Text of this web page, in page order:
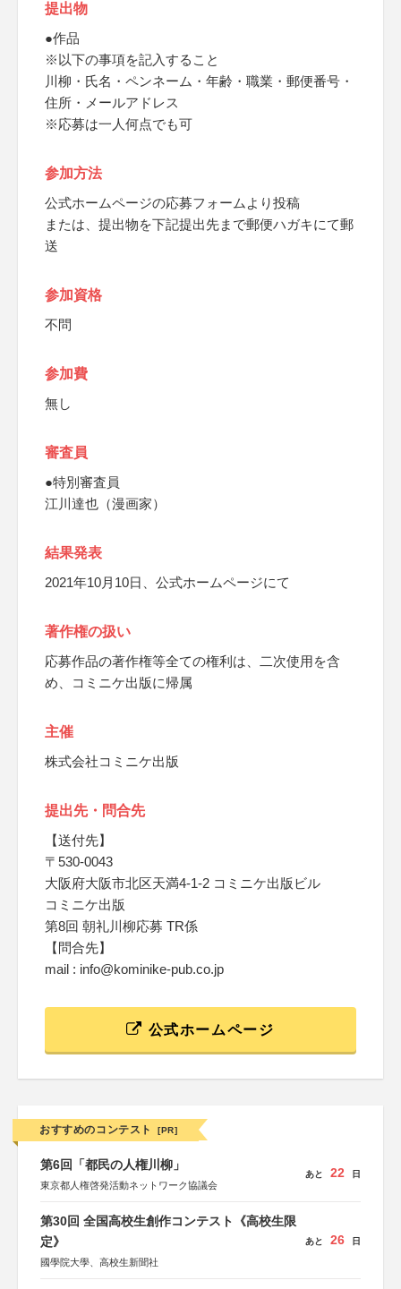
提出物
●作品
※以下の事項を記入すること
川柳・氏名・ペンネーム・年齢・職業・郵便番号・
住所・メールアドレス
※応募は一人何点でも可
参加方法
公式ホームページの応募フォームより投稿
または、提出物を下記提出先まで郵便ハガキにて郵
送
参加資格
不問
参加費
無し
審査員
●特別審査員
江川達也（漫画家）
結果発表
2021年10月10日、公式ホームページにて
著作権の扱い
応募作品の著作権等全ての権利は、二次使用を含
め、コミニケ出版に帰属
主催
株式会社コミニケ出版
提出先・問合先
【送付先】
〒530-0043
大阪府大阪市北区天満4-1-2 コミニケ出版ビル
コミニケ出版
第8回 朝礼川柳応募 TR係
【問合先】
mail : info@kominike-pub.co.jp
公式ホームページ
おすすめのコンテスト [PR]
第6回「都民の人権川柳」
東京都人権啓発活動ネットワーク協議会
あと 22 日
第30回 全国高校生創作コンテスト《高校生限
定》
國學院大學、高校生新聞社
あと 26 日